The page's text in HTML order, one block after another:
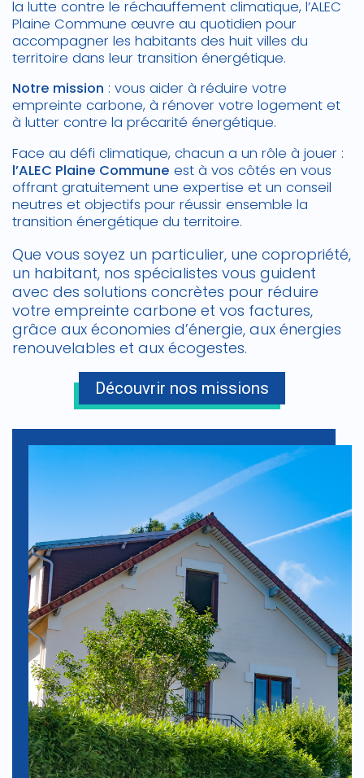
la lutte contre le réchauffement climatique, l’ALEC
Plaine Commune œuvre au quotidien pour
accompagner les habitants des huit villes du
territoire dans leur transition énergétique.
Notre mission : vous aider à réduire votre
empreinte carbone, à rénover votre logement et
à lutter contre la précarité énergétique.
Face au défi climatique, chacun a un rôle à jouer :
l’ALEC Plaine Commune est à vos côtés en vous
offrant gratuitement une expertise et un conseil
neutres et objectifs pour réussir ensemble la
transition énergétique du territoire.
Que vous soyez un particulier, une copropriété,
un habitant, nos spécialistes vous guident
avec des solutions concrètes pour réduire
votre empreinte carbone et vos factures,
grâce aux économies d’énergie, aux énergies
renouvelables et aux écogestes.
Découvrir nos missions